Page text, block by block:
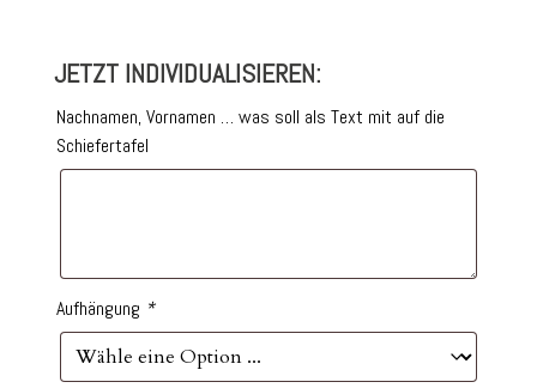
JETZT INDIVIDUALISIEREN:
Nachnamen, Vornamen … was soll als Text mit auf die
Schiefertafel
Aufhängung *